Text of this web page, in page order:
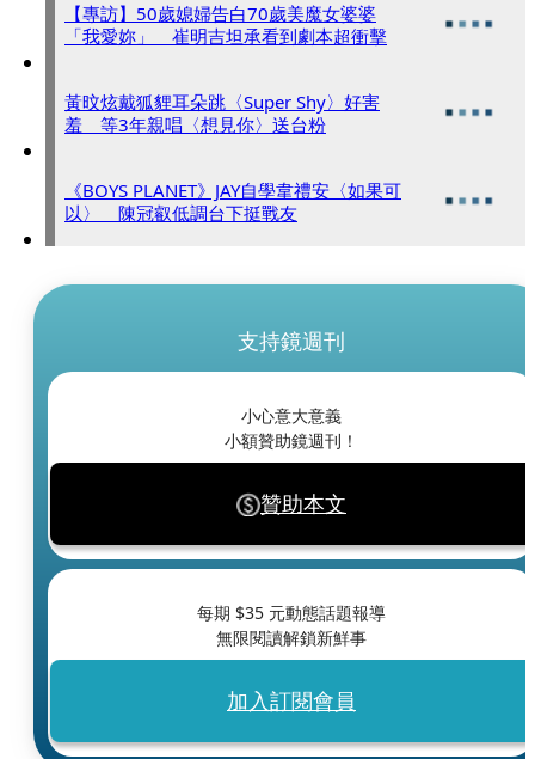
【專訪】50歲媳婦告白70歲美魔女婆婆
「我愛妳」 崔明吉坦承看到劇本超衝擊
黃旼炫戴狐貍耳朵跳〈Super Shy〉好害
羞 等3年親唱〈想見你〉送台粉
《BOYS PLANET》JAY自學韋禮安〈如果可
以〉 陳冠叡低調台下挺戰友
支持鏡週刊
小心意大意義
小額贊助鏡週刊！
贊助本文
每期 $35 元動態話題報導
無限閱讀解鎖新鮮事
加入訂閱會員